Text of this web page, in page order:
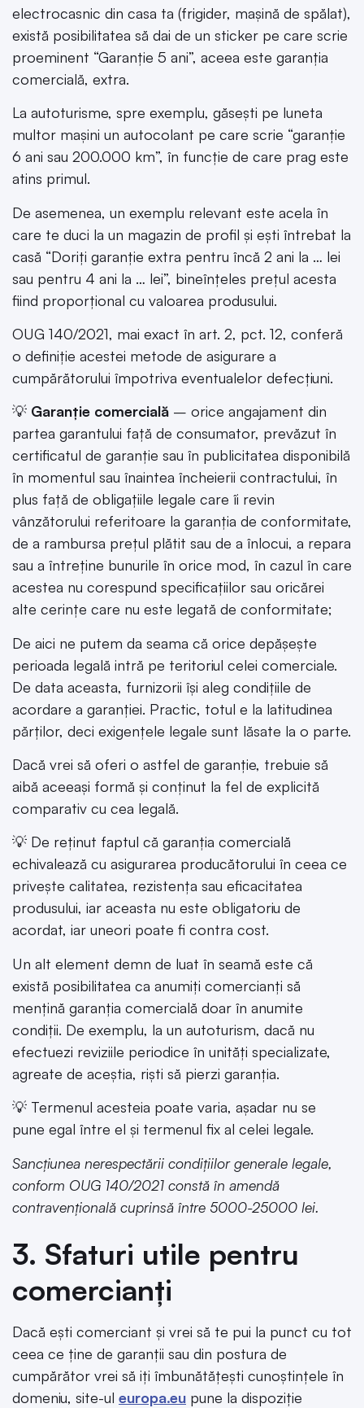
electrocasnic din casa ta (frigider, mașină de spălat),
există posibilitatea să dai de un sticker pe care scrie
proeminent “Garanție 5 ani”, aceea este garanția
comercială, extra.
La autoturisme, spre exemplu, găsești pe luneta
multor mașini un autocolant pe care scrie “garanție
6 ani sau 200.000 km”, în funcție de care prag este
atins primul.
De asemenea, un exemplu relevant este acela în
care te duci la un magazin de profil și ești întrebat la
casă “Doriți garanție extra pentru încă 2 ani la … lei
sau pentru 4 ani la … lei”, bineînțeles prețul acesta
fiind proporțional cu valoarea produsului.
OUG 140/2021, mai exact în art. 2, pct. 12, conferă
o definiție acestei metode de asigurare a
cumpărătorului împotriva eventualelor defecțiuni.
💡 Garanție comercială – orice angajament din
partea garantului față de consumator, prevăzut în
certificatul de garanție sau în publicitatea disponibilă
în momentul sau înaintea încheierii contractului, în
plus față de obligațiile legale care îi revin
vânzătorului referitoare la garanția de conformitate,
de a rambursa prețul plătit sau de a înlocui, a repara
sau a întreține bunurile în orice mod, în cazul în care
acestea nu corespund specificațiilor sau oricărei
alte cerințe care nu este legată de conformitate;
De aici ne putem da seama că orice depășește
perioada legală intră pe teritoriul celei comerciale.
De data aceasta, furnizorii își aleg condițiile de
acordare a garanției. Practic, totul e la latitudinea
părților, deci exigențele legale sunt lăsate la o parte.
Dacă vrei să oferi o astfel de garanție, trebuie să
aibă aceeași formă și conținut la fel de explicită
comparativ cu cea legală.
💡 De reținut faptul că garanția comercială
echivalează cu asigurarea producătorului în ceea ce
privește calitatea, rezistența sau eficacitatea
produsului, iar aceasta nu este obligatoriu de
acordat, iar uneori poate fi contra cost.
Un alt element demn de luat în seamă este că
există posibilitatea ca anumiți comercianți să
mențină garanția comercială doar în anumite
condiții. De exemplu, la un autoturism, dacă nu
efectuezi reviziile periodice în unități specializate,
agreate de aceștia, riști să pierzi garanția.
💡 Termenul acesteia poate varia, așadar nu se
pune egal între el și termenul fix al celei legale.
Sancțiunea nerespectării condițiilor generale legale,
conform OUG 140/2021 constă în amendă
contravențională cuprinsă între 5000-25000 lei.
3. Sfaturi utile pentru
comercianți
Dacă ești comerciant și vrei să te pui la punct cu tot
ceea ce ține de garanții sau din postura de
cumpărător vrei să iți îmbunătățești cunoștințele în
domeniu, site-ul europa.eu pune la dispoziție